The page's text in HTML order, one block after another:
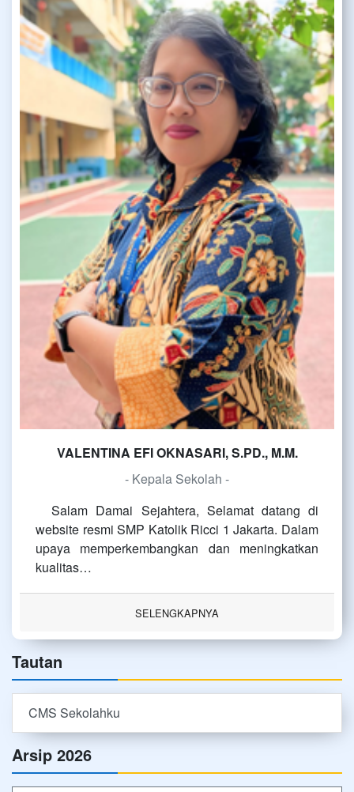
VALENTINA EFI OKNASARI, S.PD., M.M.
- Kepala Sekolah -
Salam Damai Sejahtera, Selamat datang di
website resmi SMP Katolik Ricci 1 Jakarta. Dalam
upaya memperkembangkan dan meningkatkan
kualitas…
SELENGKAPNYA
Tautan
CMS Sekolahku
Arsip 2026